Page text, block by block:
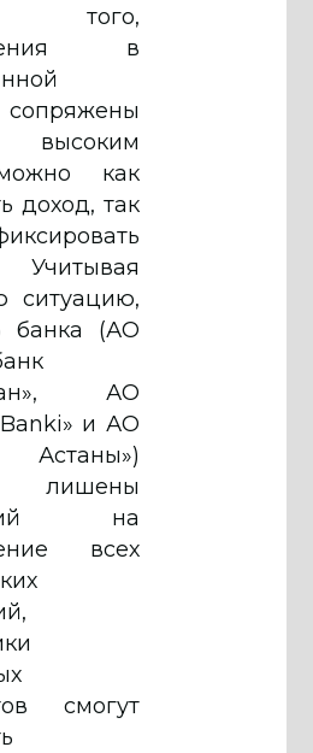
того,
в
как
доход, так
Учитывая
ситуацию,
банка (АО
АО
и АО
на
всех
смогут